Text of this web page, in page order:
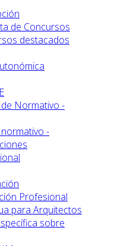
de Concursos
destacados
Normativo -
-
Profesional
para Arquitectos
sobre